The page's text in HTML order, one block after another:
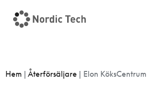
Hem |Återförsäljare | Elon